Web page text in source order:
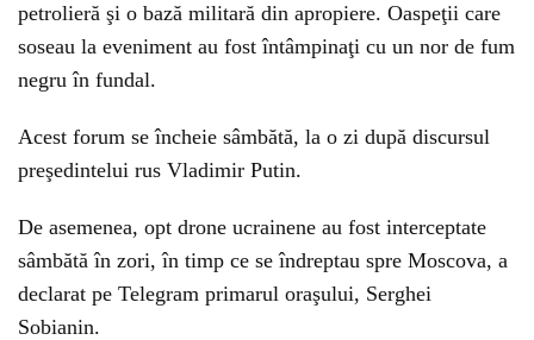
petrolieră şi o bază militară din apropiere. Oaspeţii care
soseau la eveniment au fost întâmpinaţi cu un nor de fum
negru în fundal.
Acest forum se încheie sâmbătă, la o zi după discursul
preşedintelui rus Vladimir Putin.
De asemenea, opt drone ucrainene au fost interceptate
sâmbătă în zori, în timp ce se îndreptau spre Moscova, a
declarat pe Telegram primarul oraşului, Serghei
Sobianin.